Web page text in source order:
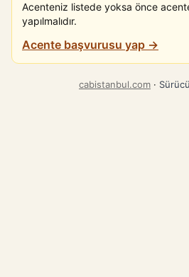
Acenteniz listede yoksa önce
yapılmalıdır.
Acente başvurusu yap →
cabistanbul.com ·